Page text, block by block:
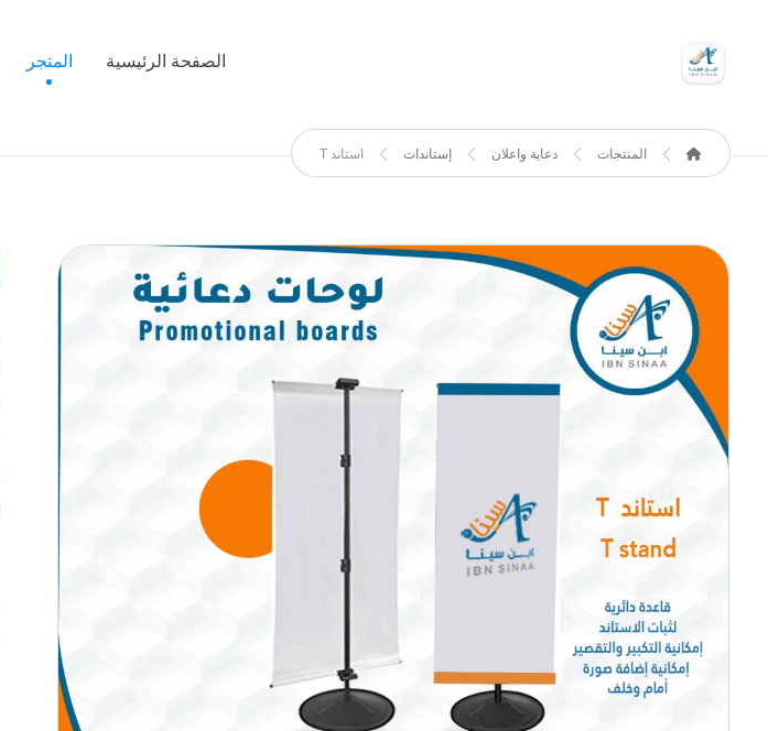
الصفحة الرئيسية المتجر
المنتجات دعاية واعلان إستاندات استاند T